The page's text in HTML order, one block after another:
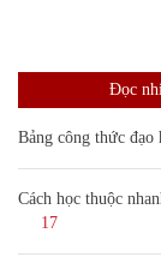
Đọc
Bảng công thức đạo
Cách học thuộc
17